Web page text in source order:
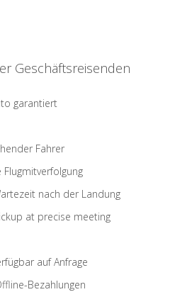
Geschäftsreisenden
garantiert
Fahrer
nach der Landung
at precise meeting
auf Anfrage
Bezahlungen